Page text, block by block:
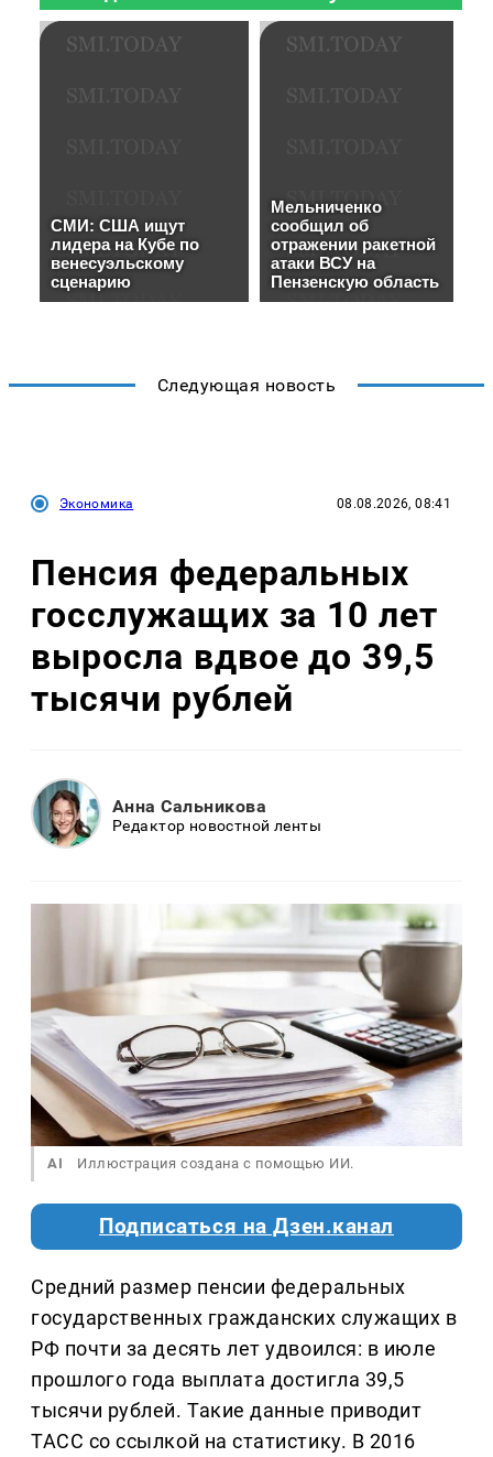
Следующая новость
Экономика 08.08.2026, 08:41
Пенсия федеральных
госслужащих за 10 лет
выросла вдвое до 39,5
тысячи рублей
Анна Сальникова
Редактор новостной ленты
AI Иллюстрация создана с помощью ИИ.
Подписаться на Дзен.канал
Средний размер пенсии федеральных
государственных гражданских служащих в
РФ почти за десять лет удвоился: в июле
прошлого года выплата достигла 39,5
тысячи рублей. Такие данные приводит
ТАСС со ссылкой на статистику. В 2016